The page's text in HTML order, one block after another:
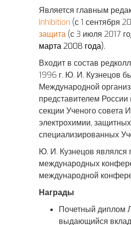
Является главным
Inhibition (с 1 сентября
защита(с 3 июля 2017
марта 2008 года).
Входит в состав
1996 г. Ю. И. Кузнецов
Международной
представителем
секции Ученого
электрохимии,
специализированных
Ю. И. Кузнецов являлся
международных
международной
Награды
Почетный диплом
выдающийся вклад